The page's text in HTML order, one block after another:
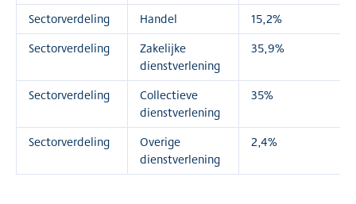
Sectorverdeling
Handel
15,2%
Sectorverdeling
Zakelijke
dienstverlening
35,9%
Sectorverdeling
Collectieve
dienstverlening
35%
Sectorverdeling
Overige
dienstverlening
2,4%